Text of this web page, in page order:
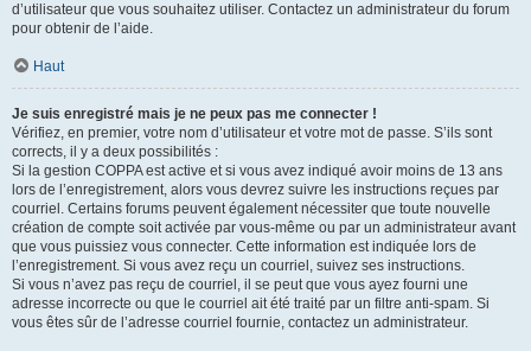
d’utilisateur que vous souhaitez utiliser. Contactez un administrateur du forum
pour obtenir de l’aide.
Haut
Je suis enregistré mais je ne peux pas me connecter !
Vérifiez, en premier, votre nom d’utilisateur et votre mot de passe. S’ils sont
corrects, il y a deux possibilités :
Si la gestion COPPA est active et si vous avez indiqué avoir moins de 13 ans
lors de l’enregistrement, alors vous devrez suivre les instructions reçues par
courriel. Certains forums peuvent également nécessiter que toute nouvelle
création de compte soit activée par vous-même ou par un administrateur avant
que vous puissiez vous connecter. Cette information est indiquée lors de
l’enregistrement. Si vous avez reçu un courriel, suivez ses instructions.
Si vous n’avez pas reçu de courriel, il se peut que vous ayez fourni une
adresse incorrecte ou que le courriel ait été traité par un filtre anti-spam. Si
vous êtes sûr de l’adresse courriel fournie, contactez un administrateur.